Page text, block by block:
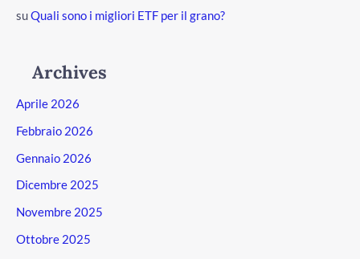
suQuali sono i migliori ETF per il grano?
Archives
Aprile 2026
Febbraio 2026
Gennaio 2026
Dicembre 2025
Novembre 2025
Ottobre 2025